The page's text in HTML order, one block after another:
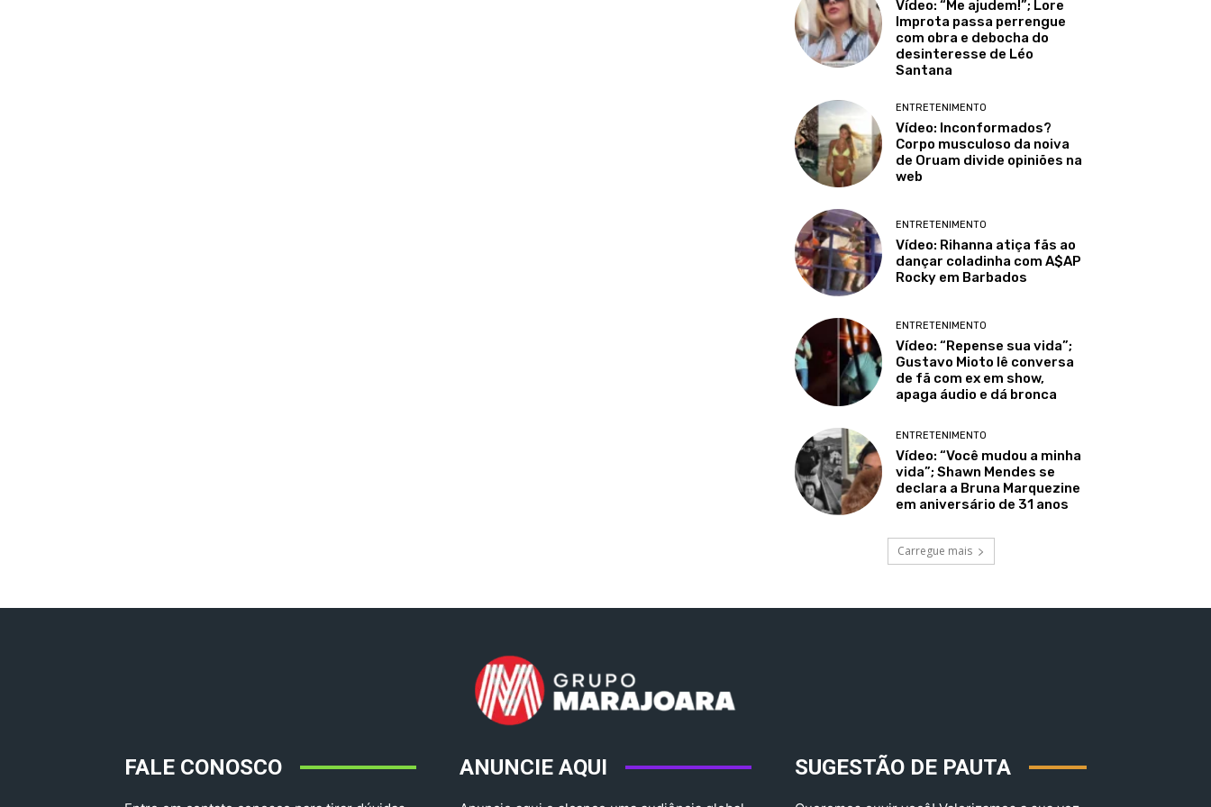
Vídeo: “Me ajudem!”; Lore
Improta passa perrengue
com obra e debocha do
desinteresse de Léo
Santana
ENTRETENIMENTO
Vídeo: Inconformados?
Corpo musculoso da noiva
de Oruam divide opiniões na
web
ENTRETENIMENTO
Vídeo: Rihanna atiça fãs ao
dançar coladinha com A$AP
Rocky em Barbados
ENTRETENIMENTO
Vídeo: “Repense sua vida”;
Gustavo Mioto lê conversa
de fã com ex em show,
apaga áudio e dá bronca
ENTRETENIMENTO
Vídeo: “Você mudou a minha
vida”; Shawn Mendes se
declara a Bruna Marquezine
em aniversário de 31 anos
Carregue mais
FALE CONOSCO ANUNCIE AQUI SUGESTÃO DE PAUTA